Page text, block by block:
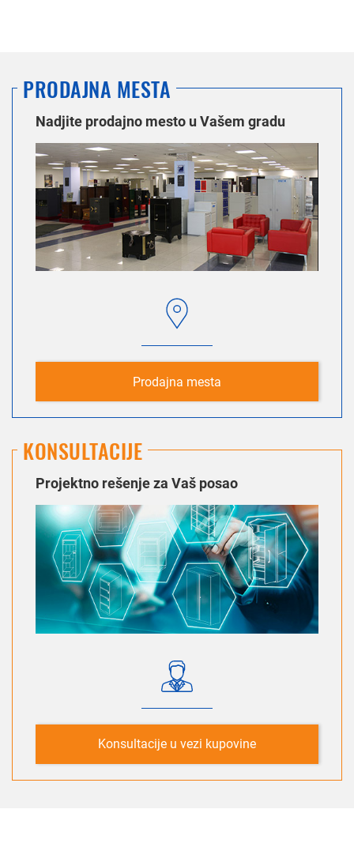
PRODAJNA MESTA
Nadjite prodajno mesto u Vašem gradu
Prodajna mesta
KONSULTACIJE
Projektno rešenje za Vaš posao
Konsultacije u vezi kupovine